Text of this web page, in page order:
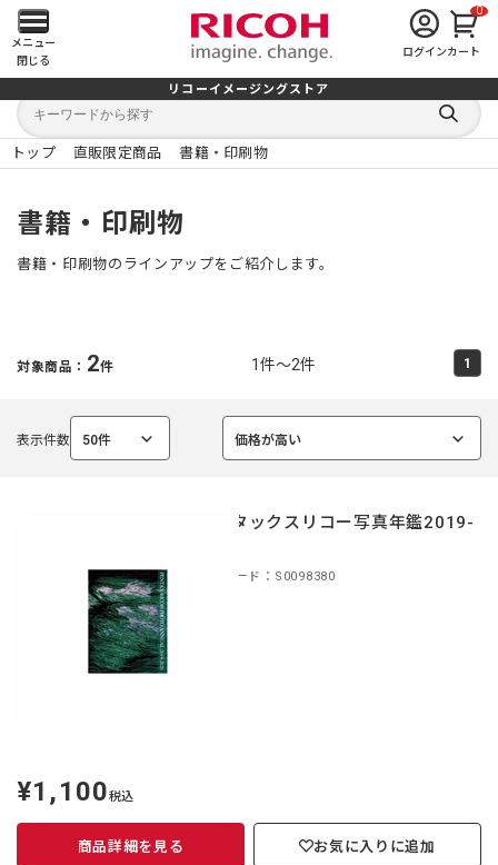
メ
イ
ン
メ
ニ
ュ
を
く
メニュー
閉じる
ログイン
0
カート
リコーイメージングストア
キ
ワ
ー
キ
検
索
る
トップ 直販限定商品 書籍・印刷物
書籍・印刷物
書籍・印刷物のラインアップをご紹介します。
対象商品： 2件 1件～2件 1
表示件数 50件
選
価格が高い
選
ペンタックスリコー写真年鑑2019-
商品コード：S0098380
定
価
¥1,100税込
商品詳細を見る お気に入りに追加